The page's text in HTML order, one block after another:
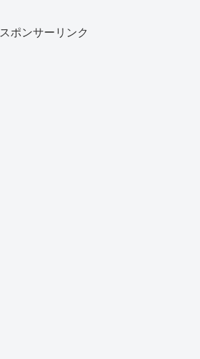
スポンサーリンク